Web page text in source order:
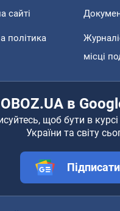
сайті
політика
місці
OBOZ.UA в
щоб бути в
України та світу